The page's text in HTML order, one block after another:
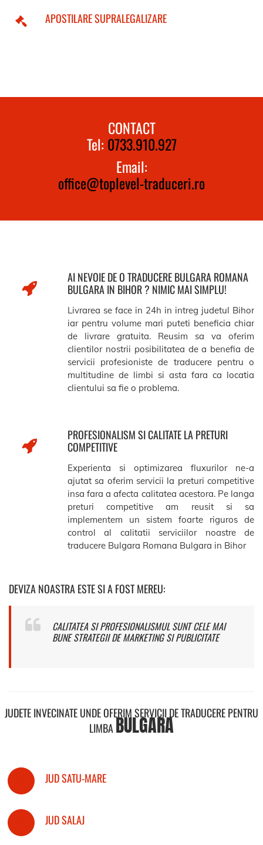
APOSTILARE SUPRALEGALIZARE
CONTACT
Tel: 0733.910.927
Email:
office@toplevel-traduceri.ro
AI NEVOIE DE O TRADUCERE BULGARA ROMANA
BULGARA IN BIHOR ? NIMIC MAI SIMPLU!
Livrarea se face in 24h in intreg judetul Bihor
iar pentru volume mari puteti beneficia chiar
de livrare gratuita. Reusim sa va oferim
clientilor nostrii posibilitatea de a benefia de
servicii profesioniste de traducere pentru o
multitudine de limbi si asta fara ca locatia
clientului sa fie o problema.
PROFESIONALISM SI CALITATE LA PRETURI
COMPETITIVE
Experienta si optimizarea fluxurilor ne-a
ajutat sa oferim servicii la preturi competitive
insa fara a afecta calitatea acestora. Pe langa
preturi competitive am reusit si sa
implementem un sistem foarte riguros de
control al calitatii serviciilor noastre de
traducere Bulgara Romana Bulgara in Bihor
DEVIZA NOASTRA ESTE SI A FOST MEREU:
CALITATEA SI PROFESIONALISMUL SUNT CELE MAI
BUNE STRATEGII DE MARKETING SI PUBLICITATE
JUDETE INVECINATE UNDE OFERIM SERVICII DE TRADUCERE PENTRU
LIMBABULGARA
JUD SATU-MARE
JUD SALAJ